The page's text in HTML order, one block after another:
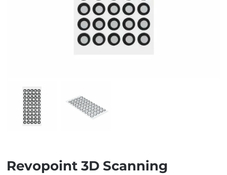
Revopoint 3D Scanning